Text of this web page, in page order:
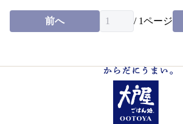
パート・アルバイト募集 新
前へ / 1ページ